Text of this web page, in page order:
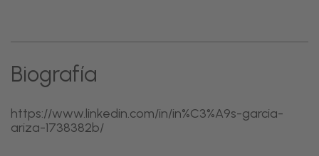
Biografía
https://www.linkedin.com/in/in%C3%A9s-garcia-
ariza-1738382b/